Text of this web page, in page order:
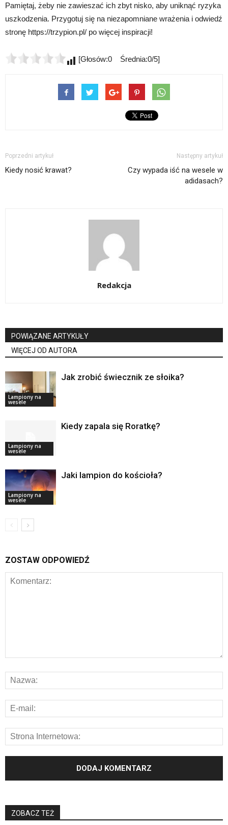
Pamiętaj, żeby nie zawieszać ich zbyt nisko, aby uniknąć ryzyka
uszkodzenia. Przygotuj się na niezapomniane wrażenia i odwiedź
stronę https://trzypion.pl/ po więcej inspiracji!
[Głosów:0 Średnia:0/5]
Poprzedni artykuł
Kiedy nosić krawat?
Następny artykuł
Czy wypada iść na wesele w
adidasach?
Redakcja
POWIĄZANE ARTYKUŁY
WIĘCEJ OD AUTORA
Lampiony na
wesele
Jak zrobić świecznik ze słoika?
Lampiony na
wesele
Kiedy zapala się Roratkę?
Lampiony na
wesele
Jaki lampion do kościoła?
ZOSTAW ODPOWIEDŹ
ZOBACZ TEŻ